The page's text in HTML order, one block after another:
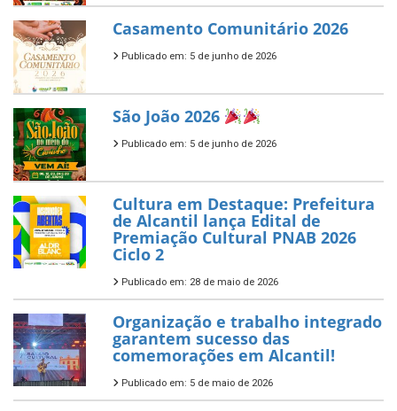
Casamento Comunitário 2026
Publicado em: 5 de junho de 2026
São João 2026
Publicado em: 5 de junho de 2026
Cultura em Destaque: Prefeitura
de Alcantil lança Edital de
Premiação Cultural PNAB 2026
Ciclo 2
Publicado em: 28 de maio de 2026
Organização e trabalho integrado
garantem sucesso das
comemorações em Alcantil!
Publicado em: 5 de maio de 2026